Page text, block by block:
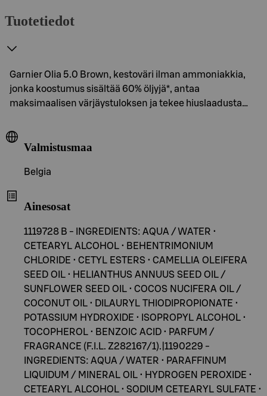
Tuotetiedot
Garnier Olia 5.0 Brown, kestoväri ilman ammoniakkia,
jonka koostumus sisältää 60% öljyjä*, antaa
maksimaalisen värjäystuloksen ja tekee hiuslaadusta…
Valmistusmaa
Belgia
Ainesosat
1119728 B - INGREDIENTS: AQUA / WATER •
CETEARYL ALCOHOL • BEHENTRIMONIUM
CHLORIDE • CETYL ESTERS • CAMELLIA OLEIFERA
SEED OIL • HELIANTHUS ANNUUS SEED OIL /
SUNFLOWER SEED OIL • COCOS NUCIFERA OIL /
COCONUT OIL • DILAURYL THIODIPROPIONATE •
POTASSIUM HYDROXIDE • ISOPROPYL ALCOHOL •
TOCOPHEROL • BENZOIC ACID • PARFUM /
FRAGRANCE (F.I.L. Z282167/1).|1190229 -
INGREDIENTS: AQUA / WATER • PARAFFINUM
LIQUIDUM / MINERAL OIL • HYDROGEN PEROXIDE •
CETEARYL ALCOHOL • SODIUM CETEARYL SULFATE •